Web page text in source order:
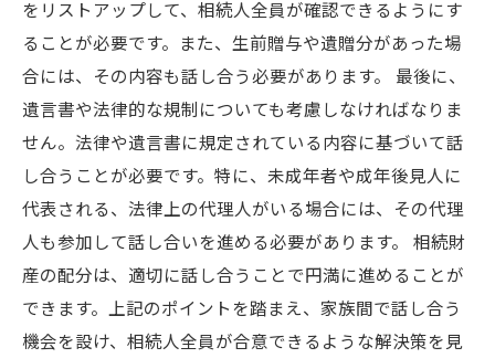
をリストアップして、相続人全員が確認できるようにす
ることが必要です。また、生前贈与や遺贈分があった場
合には、その内容も話し合う必要があります。 最後に、
遺言書や法律的な規制についても考慮しなければなりま
せん。法律や遺言書に規定されている内容に基づいて話
し合うことが必要です。特に、未成年者や成年後見人に
代表される、法律上の代理人がいる場合には、その代理
人も参加して話し合いを進める必要があります。 相続財
産の配分は、適切に話し合うことで円満に進めることが
できます。上記のポイントを踏まえ、家族間で話し合う
機会を設け、相続人全員が合意できるような解決策を見